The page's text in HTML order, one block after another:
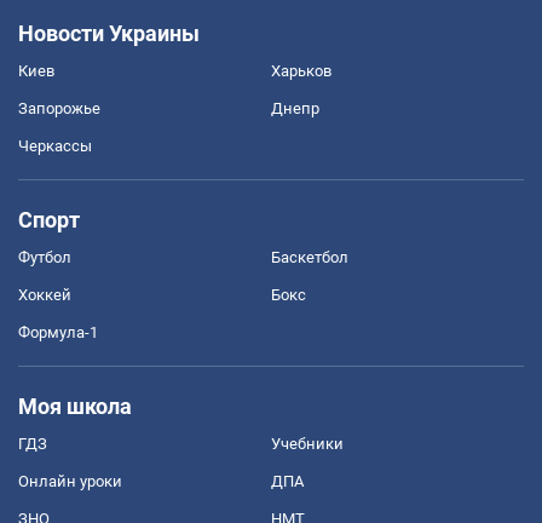
Новости Украины
Киев Харьков
Запорожье Днепр
Черкассы
Спорт
Футбол Баскетбол
Хоккей Бокс
Формула-1
Моя школа
ГДЗ Учебники
Онлайн уроки ДПА
ЗНО НМТ